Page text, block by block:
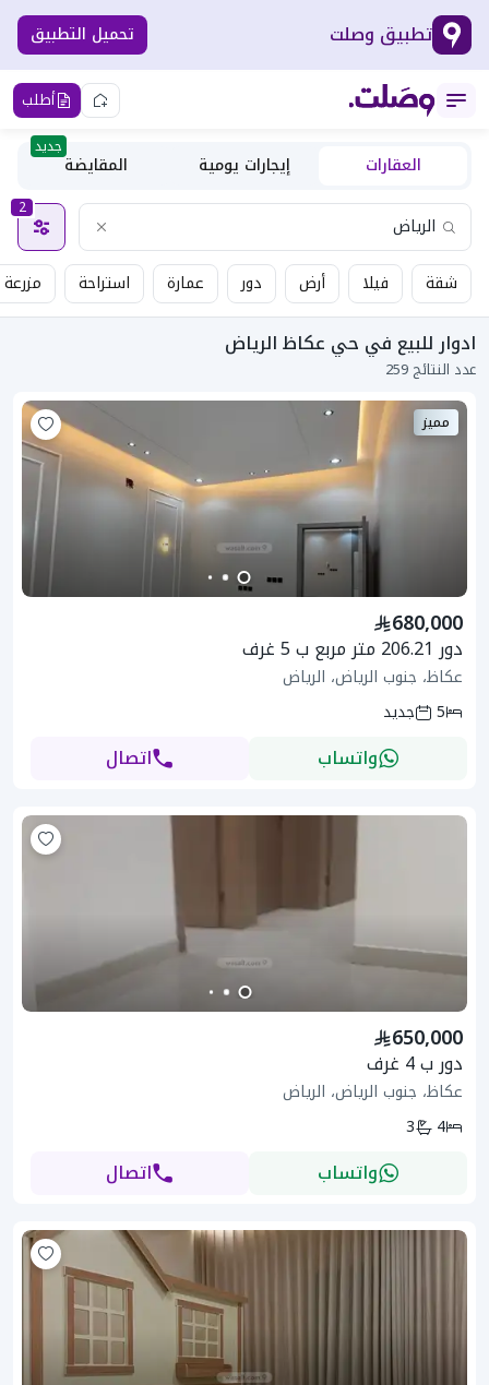
تطبيق وصلت تحميل التطبيق
أطلب
العقارات إيجارات يومية المقايضة
جديد
2
شقة فيلا أرض دور عمارة استراحة مزرعة
ادوار للبيع في حي عكاظ الرياض
عدد النتائج 259
مميز
680,000
دور 206.21 متر مربع ب 5 غرف
عكاظ، جنوب الرياض، الرياض
5
جديد
واتساب اتصال
650,000
دور ب 4 غرف
عكاظ، جنوب الرياض، الرياض
4
3
واتساب اتصال